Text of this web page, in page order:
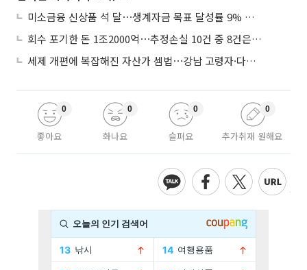
미소금융 신상품 석 달⋯생계자금 목표 달성률 9% 그쳐
회수 포기한 돈 1조2000억⋯추정손실 10건 중 8건은 기업대출
세제 개편에 복잡해진 자산가 셈법⋯강남 고령자·다주택자 ‘자산재편 고심’
좋아요
0
화나요
0
슬퍼요
0
추가취재 원해요
0